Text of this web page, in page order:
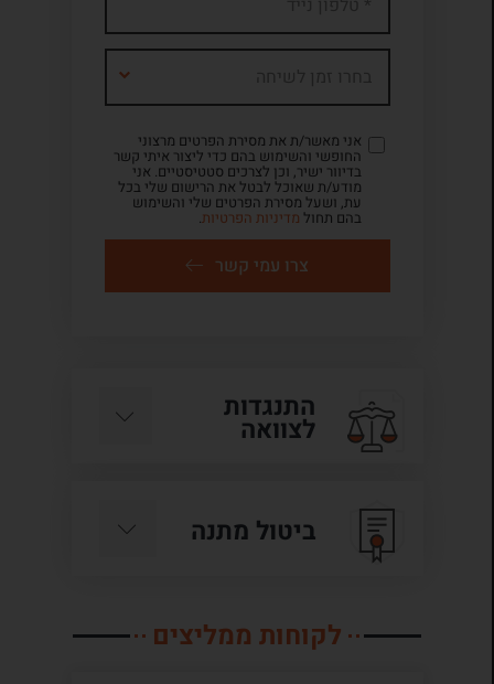
אני מאשר/ת את מסירת הפרטים מרצוני
החופשי והשימוש בהם כדי ליצור איתי קשר
בדיוור ישיר, וכן לצרכים סטטיסטיים. אני
מודע/ת שאוכל לבטל את הרישום שלי בכל
עת, ושעל מסירת הפרטים שלי והשימוש
בהם תחול מדיניות הפרטיות.
צרו עמי קשר
התנגדות
לצוואה
ביטול מתנה
לקוחות ממליצים